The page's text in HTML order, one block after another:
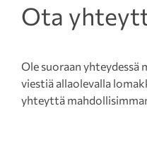
Ota
Ole suoraan yhteydessä
viestiä allaolevalla
yhteyttä